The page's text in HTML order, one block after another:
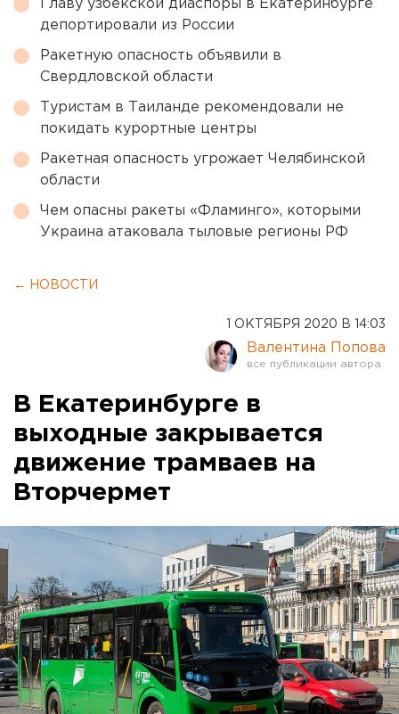
Главу узбекской диаспоры в Екатеринбурге
депортировали из России
Ракетную опасность объявили в
Свердловской области
Туристам в Таиланде рекомендовали не
покидать курортные центры
Ракетная опасность угрожает Челябинской
области
Чем опасны ракеты «Фламинго», которыми
Украина атаковала тыловые регионы РФ
← НОВОСТИ
1 ОКТЯБРЯ 2020 В 14:03
Валентина Попова
В Екатеринбурге в
выходные закрывается
движение трамваев на
Вторчермет